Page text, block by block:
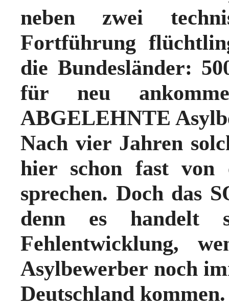
neben zwei
Fortführung
die Bundesländer:
für neu
ABGELEHNTE
Nach vier Jahren
hier schon fast
sprechen. Doch das
denn es handelt
Fehlentwicklung,
Asylbewerber noch
Deutschland kommen.